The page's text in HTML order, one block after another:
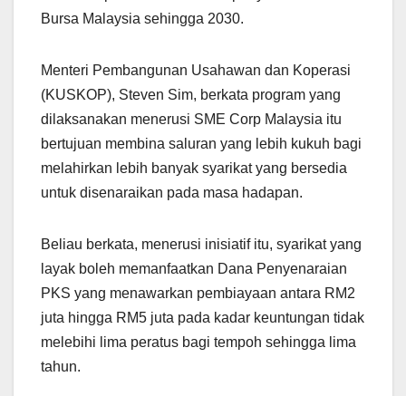
p
o
Bursa Malaysia sehingga 2030.
Menteri Pembangunan Usahawan dan Koperasi
(KUSKOP), Steven Sim, berkata program yang
dilaksanakan menerusi SME Corp Malaysia itu
bertujuan membina saluran yang lebih kukuh bagi
melahirkan lebih banyak syarikat yang bersedia
untuk disenaraikan pada masa hadapan.
Beliau berkata, menerusi inisiatif itu, syarikat yang
layak boleh memanfaatkan Dana Penyenaraian
PKS yang menawarkan pembiayaan antara RM2
juta hingga RM5 juta pada kadar keuntungan tidak
melebihi lima peratus bagi tempoh sehingga lima
tahun.